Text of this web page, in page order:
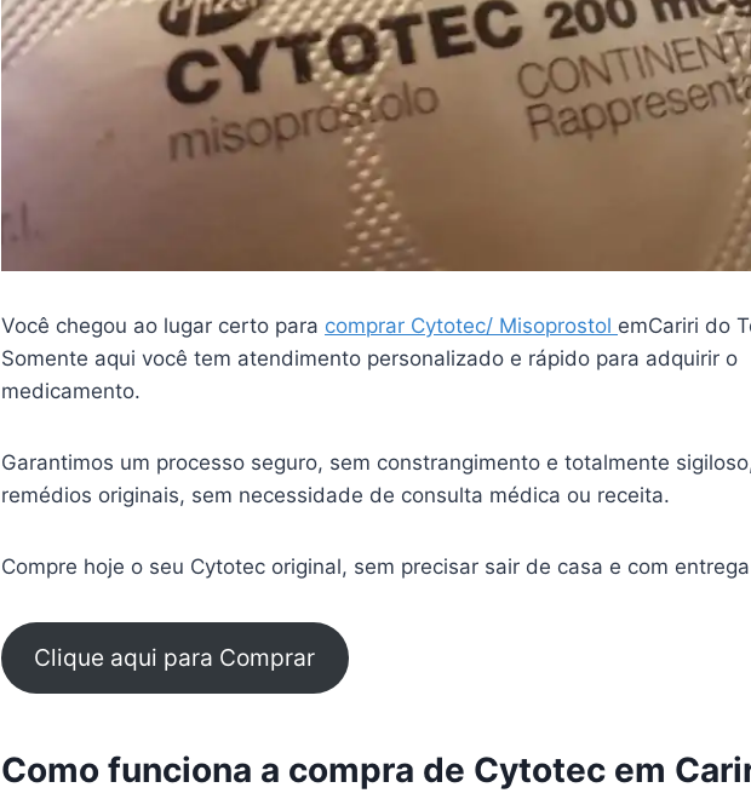
Você chegou ao lugar certo para comprar Cytotec/ Misoprostol emCariri do
Somente aqui você tem atendimento personalizado e rápido para adquirir o
medicamento.
Garantimos um processo seguro, sem constrangimento e totalmente
remédios originais, sem necessidade de consulta médica ou receita.
Compre hoje o seu Cytotec original, sem precisar sair de casa e com
Clique aqui para Comprar
Como funciona a compra de Cytotec em